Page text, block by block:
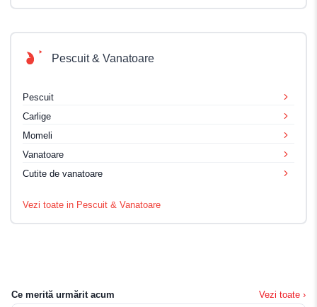
Pescuit & Vanatoare
Pescuit
Carlige
Momeli
Vanatoare
Cutite de vanatoare
Vezi toate in Pescuit & Vanatoare
Ce merită urmărit acum Vezi toate ›